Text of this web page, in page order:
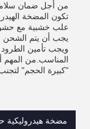
من أجل ضمان سلامة
تكون المضخة
علب خشبية مع حشو
ويجب تأمين الطرود
المناسب.من المهم
"كبيرة الحجم"
مضخة هيدروليكية